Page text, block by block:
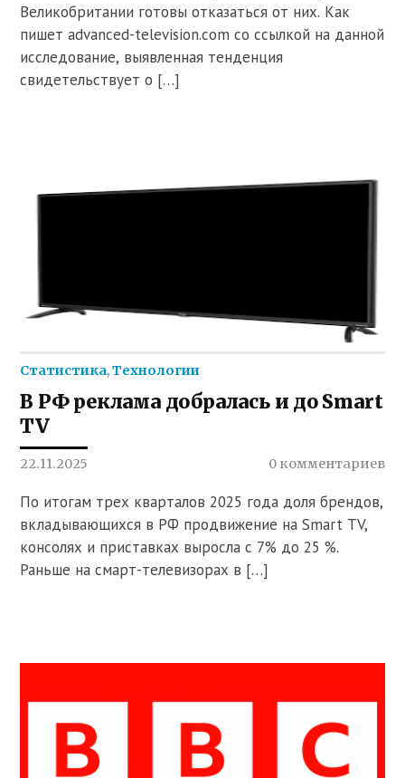
Великобритании готовы отказаться от них. Как
пишет advanced-television.com со ссылкой на данной
исследование, выявленная тенденция
свидетельствует о […]
Статистика,Технологии
В РФ реклама добралась и до Smart
TV
22.11.2025 0 комментариев
По итогам трех кварталов 2025 года доля брендов,
вкладывающихся в РФ продвижение на Smart TV,
консолях и приставках выросла с 7% до 25 %.
Раньше на смарт-телевизорах в […]